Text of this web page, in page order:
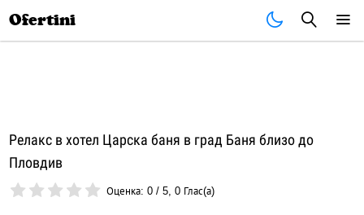
Ofertini
Релакс в хотел Царска баня в град Баня близо до
Пловдив
Оценка:0 /5,0 Глас(а)